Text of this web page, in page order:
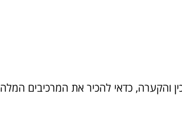
והקערה, כדאי להכיר את המרכיבים